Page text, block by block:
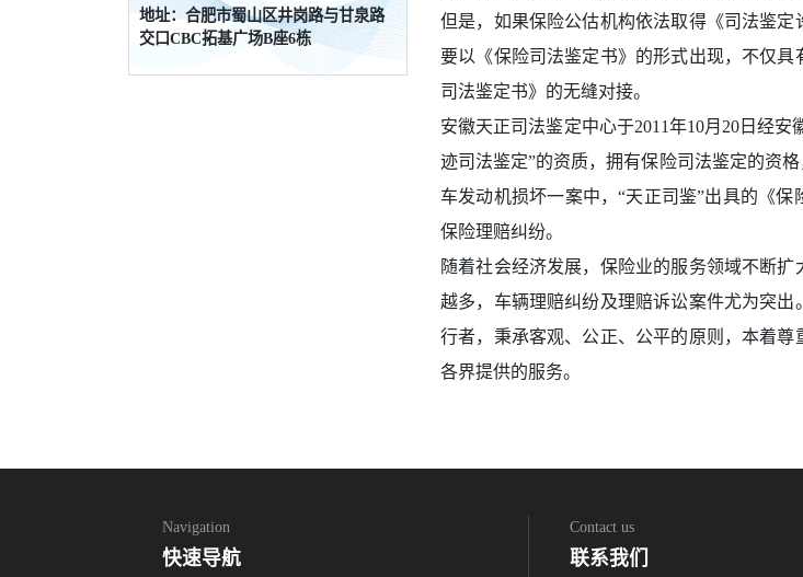
地址：合肥市蜀山区井岗路与甘泉路
交口CBC拓基广场B座6栋
但是，如果保险公估机构依法取得《司法鉴
要以《保险司法鉴定书》的形式出现，不仅
司法鉴定书》的无缝对接。
安徽天正司法鉴定中心于2011年10月20日经
迹司法鉴定”的资质，拥有保险司法鉴定的资
车发动机损坏一案中，“天正司鉴”出具的《
保险理赔纠纷。
随着社会经济发展，保险业的服务领域不断
越多，车辆理赔纠纷及理赔诉讼案件尤为突
行者，秉承客观、公正、公平的原则，本着
各界提供的服务。
Navigation
快速导航
Contact us
联系我们